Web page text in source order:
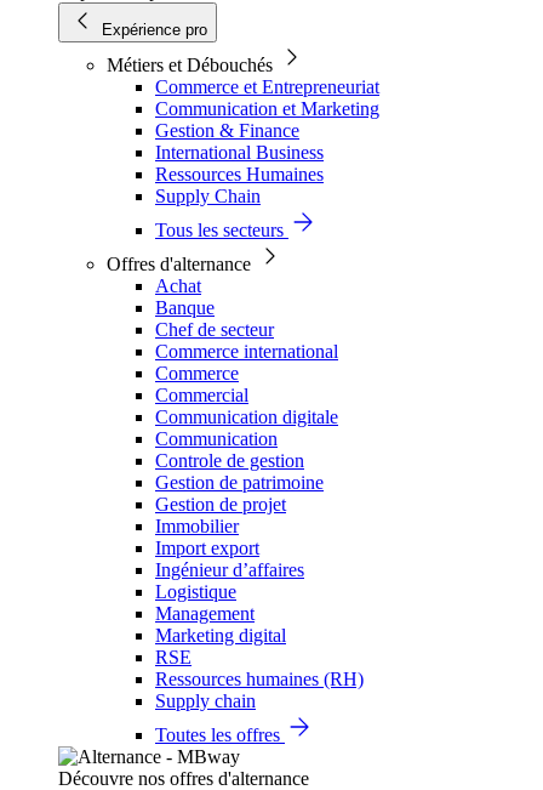
Expérience pro
Métiers et Débouchés
Commerce et Entrepreneuriat
Communication et Marketing
Gestion & Finance
International Business
Ressources Humaines
Supply Chain
Tous les secteurs
Offres d'alternance
Achat
Banque
Chef de secteur
Commerce international
Commerce
Commercial
Communication digitale
Communication
Controle de gestion
Gestion de patrimoine
Gestion de projet
Immobilier
Import export
Ingénieur d’affaires
Logistique
Management
Marketing digital
RSE
Ressources humaines (RH)
Supply chain
Toutes les offres
Découvre nos offres d'alternance